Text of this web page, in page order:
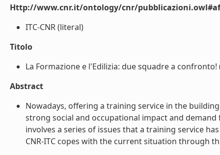
Http://www.cnr.it/ontology/cnr/
ITC-CNR (literal)
Titolo
La Formazione e l'Edilizia: due squadre a confronto!
Abstract
Nowadays, offering a training service in the
strong social and occupational impact and
involves a series of issues that a training service
CNR-ITC copes with the current situation through